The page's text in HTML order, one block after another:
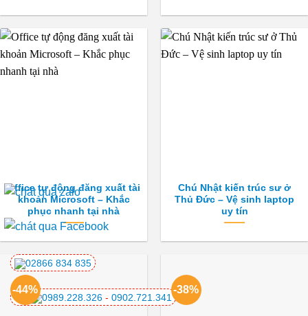
Office tự động đăng xuất tài
khoản Microsoft – Khắc
phục nhanh tại nhà
Chú Nhật kiến trúc sư ở
Thủ Đức – Vệ sinh laptop
uy tín
-44% -38%
0989.228.326 - 0902.721.341
02866 834 835